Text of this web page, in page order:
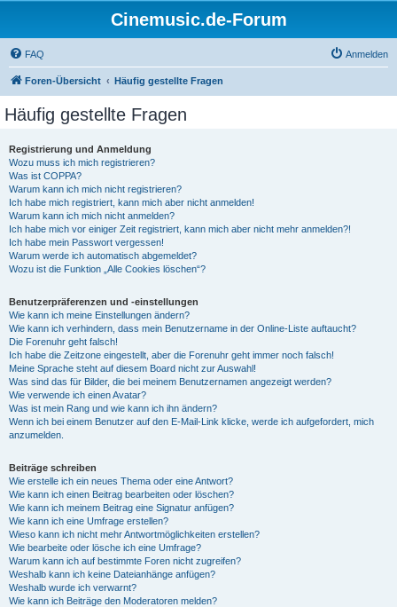
Cinemusic.de-Forum
FAQ Anmelden
Foren-Übersicht Häufig gestellte Fragen
Häufig gestellte Fragen
Registrierung und Anmeldung
Wozu muss ich mich registrieren?
Was ist COPPA?
Warum kann ich mich nicht registrieren?
Ich habe mich registriert, kann mich aber nicht anmelden!
Warum kann ich mich nicht anmelden?
Ich habe mich vor einiger Zeit registriert, kann mich aber nicht mehr anmelden?!
Ich habe mein Passwort vergessen!
Warum werde ich automatisch abgemeldet?
Wozu ist die Funktion „Alle Cookies löschen“?
Benutzerpräferenzen und -einstellungen
Wie kann ich meine Einstellungen ändern?
Wie kann ich verhindern, dass mein Benutzername in der Online-Liste auftaucht?
Die Forenuhr geht falsch!
Ich habe die Zeitzone eingestellt, aber die Forenuhr geht immer noch falsch!
Meine Sprache steht auf diesem Board nicht zur Auswahl!
Was sind das für Bilder, die bei meinem Benutzernamen angezeigt werden?
Wie verwende ich einen Avatar?
Was ist mein Rang und wie kann ich ihn ändern?
Wenn ich bei einem Benutzer auf den E-Mail-Link klicke, werde ich aufgefordert, mich
anzumelden.
Beiträge schreiben
Wie erstelle ich ein neues Thema oder eine Antwort?
Wie kann ich einen Beitrag bearbeiten oder löschen?
Wie kann ich meinem Beitrag eine Signatur anfügen?
Wie kann ich eine Umfrage erstellen?
Wieso kann ich nicht mehr Antwortmöglichkeiten erstellen?
Wie bearbeite oder lösche ich eine Umfrage?
Warum kann ich auf bestimmte Foren nicht zugreifen?
Weshalb kann ich keine Dateianhänge anfügen?
Weshalb wurde ich verwarnt?
Wie kann ich Beiträge den Moderatoren melden?